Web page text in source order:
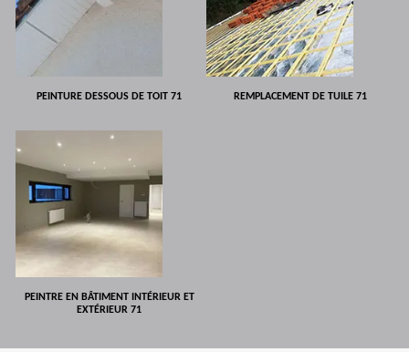
PEINTURE DESSOUS DE TOIT 71 REMPLACEMENT DE TUILE 71
PEINTRE EN BÂTIMENT INTÉRIEUR ET
EXTÉRIEUR 71